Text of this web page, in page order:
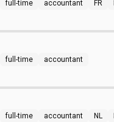
full-time accountant FR
full-time accountant
full-time accountant NL